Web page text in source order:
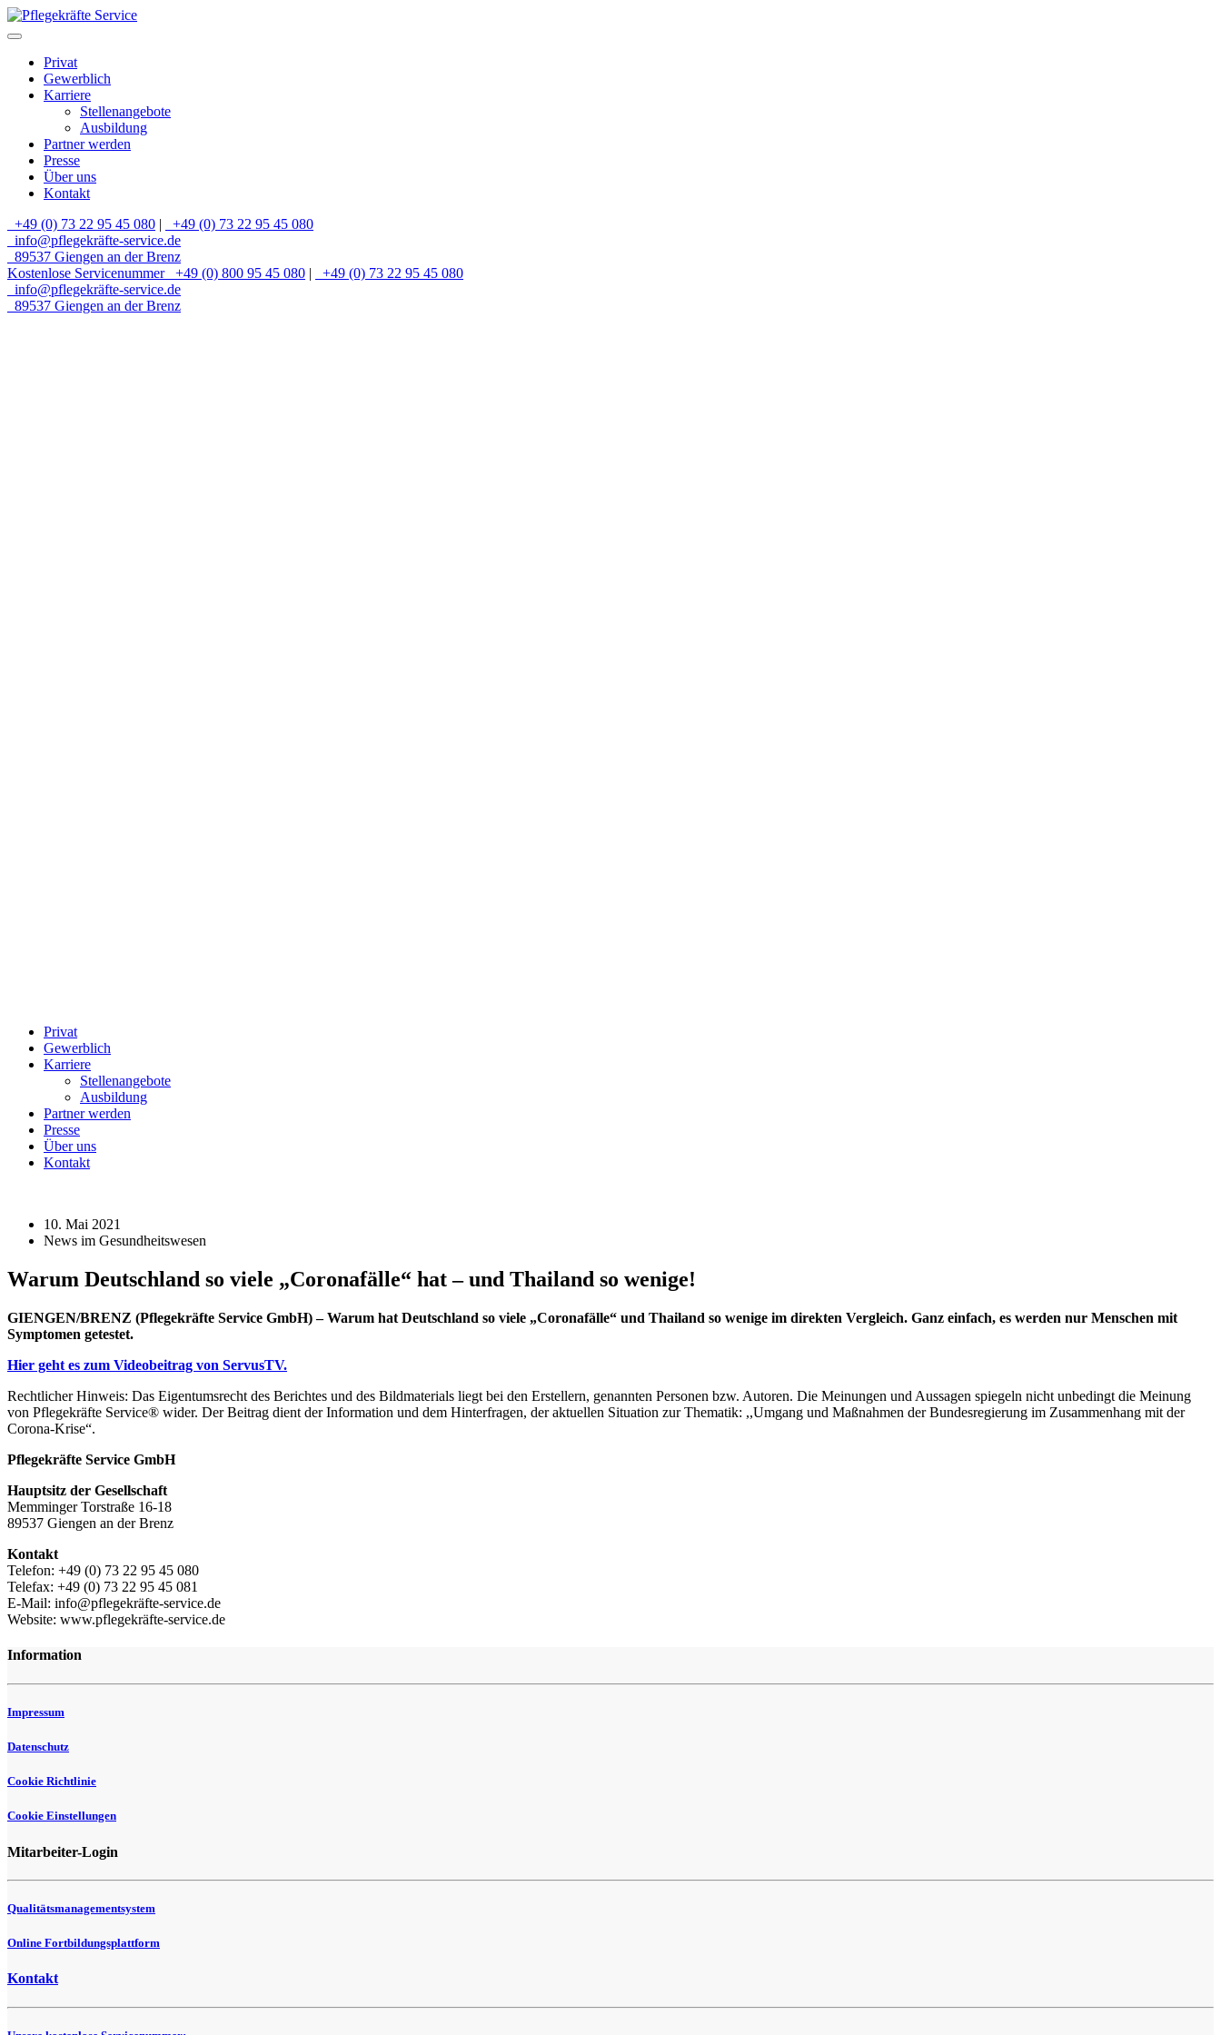
Privat
Gewerblich
Karriere
Stellenangebote
Ausbildung
Partner werden
Presse
Über uns
Kontakt
+49 (0) 73 22 95 45 080 |
+49 (0) 73 22 95 45 080
info@pflegekräfte-service.de
89537 Giengen an der Brenz
Kostenlose Servicenummer
+49 (0) 800 95 45 080 |
+49 (0) 73 22 95 45 080
info@pflegekräfte-service.de
89537 Giengen an der Brenz
Privat
Gewerblich
Karriere
Stellenangebote
Ausbildung
Partner werden
Presse
Über uns
Kontakt
10. Mai 2021
News im Gesundheitswesen
Warum Deutschland so viele „Coronafälle“ hat – und Thailand so wenige!
GIENGEN/BRENZ (Pflegekräfte Service GmbH) – Warum hat Deutschland so viele „Coronafälle“ und Thailand so wenige im direkten Vergleich. Ganz einfach, es werden nur Menschen mit
Symptomen getestet.
Hier geht es zum Videobeitrag von ServusTV.
Rechtlicher Hinweis: Das Eigentumsrecht des Berichtes und des Bildmaterials liegt bei den Erstellern, genannten Personen bzw. Autoren. Die Meinungen und Aussagen spiegeln nicht unbedingt die Meinung
von Pflegekräfte Service® wider. Der Beitrag dient der Information und dem Hinterfragen, der aktuellen Situation zur Thematik: ,,Umgang und Maßnahmen der Bundesregierung im Zusammenhang mit der
Corona-Krise“.
Pflegekräfte Service GmbH
Hauptsitz der Gesellschaft
Memminger Torstraße 16-18
89537 Giengen an der Brenz
Kontakt
Telefon: +49 (0) 73 22 95 45 080
Telefax: +49 (0) 73 22 95 45 081
E-Mail: info@pflegekräfte-service.de
Website: www.pflegekräfte-service.de
Information
Impressum
Datenschutz
Cookie Richtlinie
Cookie Einstellungen
Mitarbeiter-Login
Qualitätsmanagementsystem
Online Fortbildungsplattform
Kontakt